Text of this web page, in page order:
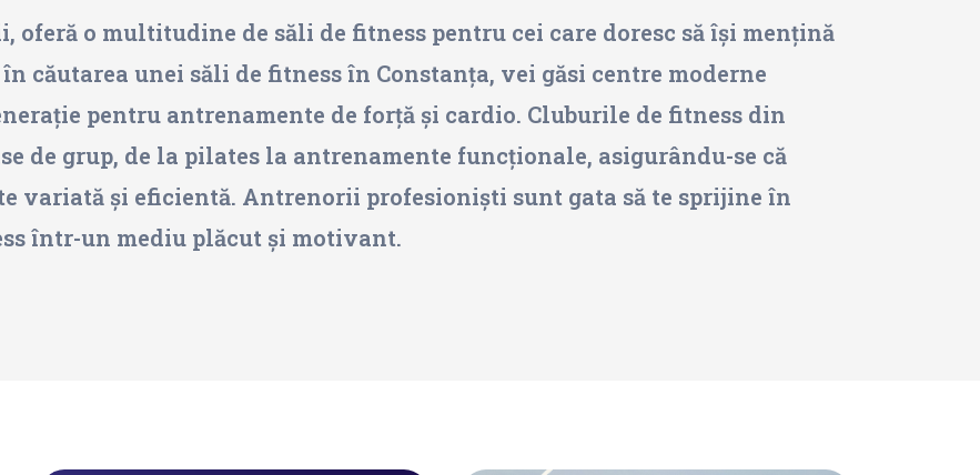
oferă o multitudine de săli de fitness pentru cei care doresc să își mențină
căutarea unei săli de fitness în Constanța, vei găsi centre moderne
pentru antrenamente de forță și cardio. Cluburile de fitness din
de grup, de la pilates la antrenamente funcționale, asigurându-se că
variată și eficientă. Antrenorii profesioniști sunt gata să te sprijine în
într-un mediu plăcut și motivant.